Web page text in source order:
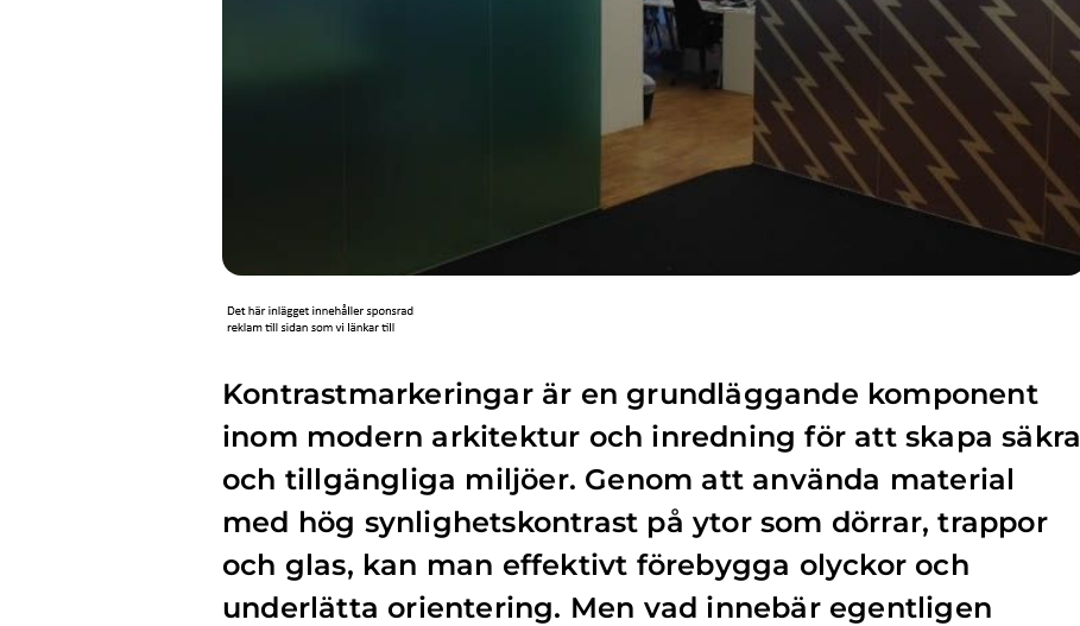
Kontrastmarkeringar är en grundläggande komponent
inom modern arkitektur och inredning för att skapa säkra
och tillgängliga miljöer. Genom att använda material
med hög synlighetskontrast på ytor som dörrar, trappor
och glas, kan man effektivt förebygga olyckor och
underlätta orientering. Men vad innebär egentligen